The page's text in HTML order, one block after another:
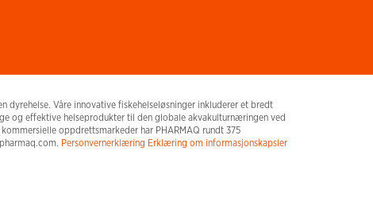
dyrehelse. Våre innovative fiskehelseløsninger inkluderer et bredt
og effektive helseprodukter til den globale akvakulturnæringen ved
oppdrettsmarkeder har PHARMAQ rundt 375
Personvernerklæring Erklæring om informasjonskapsler